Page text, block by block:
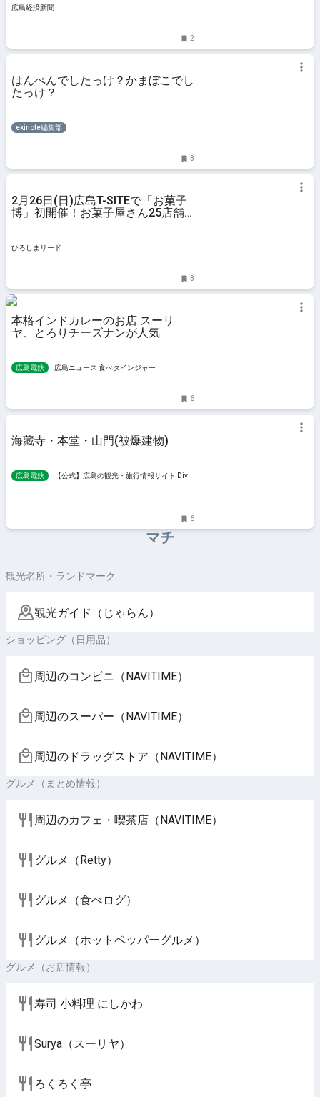
広島経済新聞
2
はんぺんでしたっけ？かまぼこでし
たっけ？
ekinote編集部
3
2月26日(日)広島T-SITEで「お菓子
博」初開催！お菓子屋さん25店舗
ひろしまリード
3
本格インドカレーのお店 スーリ
ヤ、とろりチーズナンが人気
広島電鉄 広島ニュース 食べタインジャー
6
海藏寺・本堂・山門(被爆建物)
広島電鉄
【公式】広島の観光・旅行情報サイト Dive!
6
マチ
観光名所・ランドマーク
観光ガイド（じゃらん）
ショッピング（日用品）
周辺のコンビニ（NAVITIME）
周辺のスーパー（NAVITIME）
周辺のドラッグストア（NAVITIME）
グルメ（まとめ情報）
周辺のカフェ・喫茶店（NAVITIME）
グルメ（Retty）
グルメ（食べログ）
グルメ（ホットペッパーグルメ）
グルメ（お店情報）
寿司 小料理 にしかわ
Surya（スーリヤ）
ろくろく亭